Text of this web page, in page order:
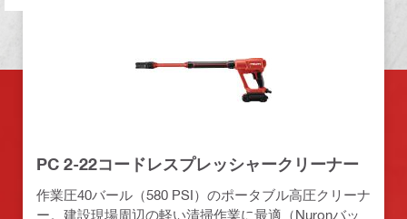
PC 2-22コードレスプレッシャークリーナー
作業圧40バール（580 PSI）のポータブル高圧クリーナ
ー。建設現場周辺の軽い清掃作業に最適（Nuronバッ